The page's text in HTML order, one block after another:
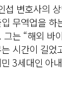
섭 변호사의
무역업을 하
는 “해외 바
시간이 길었
3세대인 아